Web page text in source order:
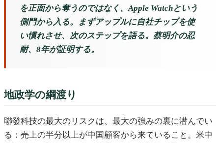
を正面から奪うのではなく、Apple Watchという
側門から入る。まずアップルに自社チップを使
い慣れさせ、次のステップを語る。蔡明介の忍
耐、8年が証明する。
地政学の綱渡り
聯發科技の最大のリスクは、最大の強みの裏に潜んでい
る：売上の半分以上が中国顧客から来ていること。米中